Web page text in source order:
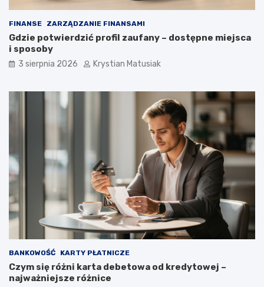
FINANSE ZARZĄDZANIE FINANSAMI
Gdzie potwierdzić profil zaufany – dostępne miejsca
i sposoby
3 sierpnia 2026 Krystian Matusiak
BANKOWOŚĆ KARTY PŁATNICZE
Czym się różni karta debetowa od kredytowej –
najważniejsze różnice